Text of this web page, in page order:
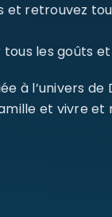
retrouvez
les goûts
à l’univers de
et vivre et